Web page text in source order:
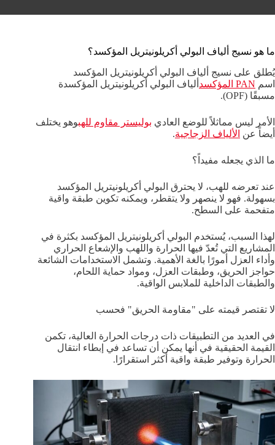
ما هو نسيج ألياف البولي أكريلونيتريل المؤكسد؟
يُطلق على نسيج ألياف البولي أكريلونيتريل المؤكسد
اسم PAN المؤكسد
ألياف البولي أكريلونيتريل المؤكسدة
مسبقًا (OPF).
الأمر ليس مماثلاً للوضع العادي بوليستر مقاوم للهبوهو يختلف
أيضاً عن الألياف الزجاجية.
ما الذي يجعله مفيداً؟
عند تعرضه للهب، لا يحترق البولي أكريلونيتريل المؤكسد
بسهولة. فهو لا ينصهر ولا يتقطر، ويمكنه تكوين طبقة واقية
متفحمة على السطح.
لهذا السبب، يُستخدم البولي أكريلونيتريل المؤكسد بكثرة في
المشاريع التي تُعدّ فيها الحرارة واللهب والإشعاع الحراري
وأداء العزل أمورًا بالغة الأهمية. وتشمل الاستخدامات الشائعة
حواجز الحريق، وطبقات العزل، ومواد حماية اللحام،
والطبقات الداخلية للملابس الواقية.
لا تقتصر قيمته على "مقاومة الحريق" فحسب
في العديد من التطبيقات ذات درجات الحرارة العالية، تكمن
القيمة الحقيقية في أنها يمكن أن تساعد في إبطاء انتقال
الحرارة وتوفير طبقة واقية أكثر استقرارًا.